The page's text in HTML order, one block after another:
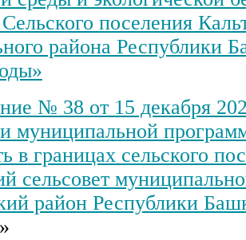
поселения
района Республики
№ 38 от 15 декабря
муниципальной
в границах сельского
сельсовет
район Республики
»